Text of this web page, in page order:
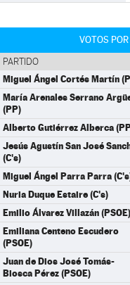
VOTOS
PARTIDO
Miguel Ángel Cortés Martín
María Arenales Serrano
(PP)
Alberto Gutiérrez Alberca
Jesús Agustín San José
(C's)
Miguel Ángel Parra Parra
Nuria Duque Estaire (C's)
Emilio Álvarez Villazán (PSOE)
Emiliana Centeno Escudero
(PSOE)
Juan de Dios José Tomás-
Biosca Pérez (PSOE)